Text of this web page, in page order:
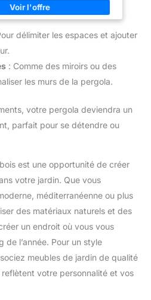
agréable et un bon maintien sur vos
jardin. Lot malin : Vendu par lot de
avec style et à petit prix.
délimiter les espaces et ajouter
: Comme des miroirs ou des
les murs de la pergola.
votre pergola deviendra un
parfait pour se détendre ou
est une opportunité de créer
votre jardin. Que vous
méditerranéenne ou plus
des matériaux naturels et des
un endroit où vous vous
de l’année. Pour un style
meubles de jardin de qualité
votre personnalité et vos